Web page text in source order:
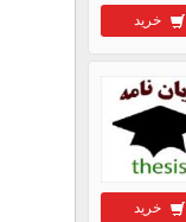
خرید
خرید